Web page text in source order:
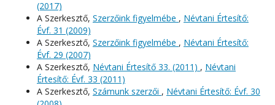
(2017)
A Szerkesztő, Szerzőink figyelmébe , Névtani Értesítő:
Évf. 31 (2009)
A Szerkesztő, Szerzőink figyelmébe , Névtani Értesítő:
Évf. 29 (2007)
A Szerkesztő, Névtani Értesítő 33. (2011) , Névtani
Értesítő: Évf. 33 (2011)
A Szerkesztő, Számunk szerzői , Névtani Értesítő: Évf. 30